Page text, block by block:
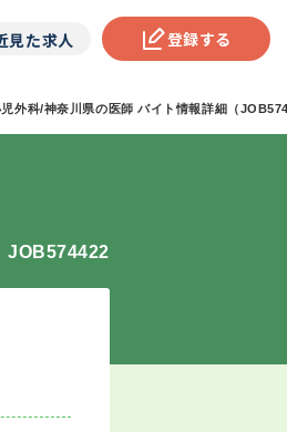
見た求人 登録する
外科/神奈川県の医師 バイト情報詳細（
JOB574422